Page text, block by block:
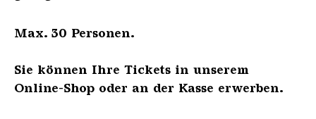
Max. 30 Personen.
Sie können Ihre Tickets in unserem
Online-Shop oder an der Kasse erwerben.